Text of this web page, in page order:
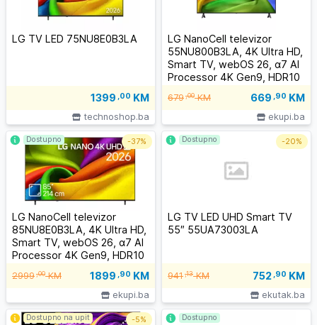
LG TV LED 75NU8E0B3LA
1399 ,00 KM
technoshop.ba
LG NanoCell televizor
55NU800B3LA, 4K Ultra HD,
Smart TV, webOS 26, α7 AI
Processor 4K Gen9, HDR10
679,00KM 669 ,90 KM
ekupi.ba
LG NanoCell televizor
85NU8E0B3LA, 4K Ultra HD,
Smart TV, webOS 26, α7 AI
Processor 4K Gen9, HDR10
2999,00KM 1899 ,90 KM
ekupi.ba
Dostupno -37%
LG TV LED UHD Smart TV
55″ 55UA73003LA
941,13KM 752 ,90 KM
ekutak.ba
Dostupno -20%
Dostupno na upit -5% Dostupno